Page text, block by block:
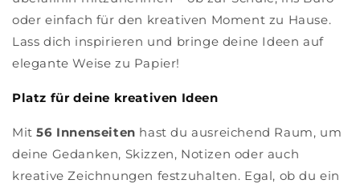
oder einfach für den kreativen Moment zu Hause.
Lass dich inspirieren und bringe deine Ideen auf
elegante Weise zu Papier!
Platz für deine kreativen Ideen
Mit56 Innenseiten hast du ausreichend Raum, um
deine Gedanken, Skizzen, Notizen oder auch
kreative Zeichnungen festzuhalten. Egal, ob du ein